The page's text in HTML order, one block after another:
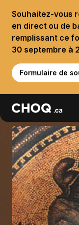
Souhaitez-vous
en direct ou de
remplissant ce
30 septembre à
Formulaire de